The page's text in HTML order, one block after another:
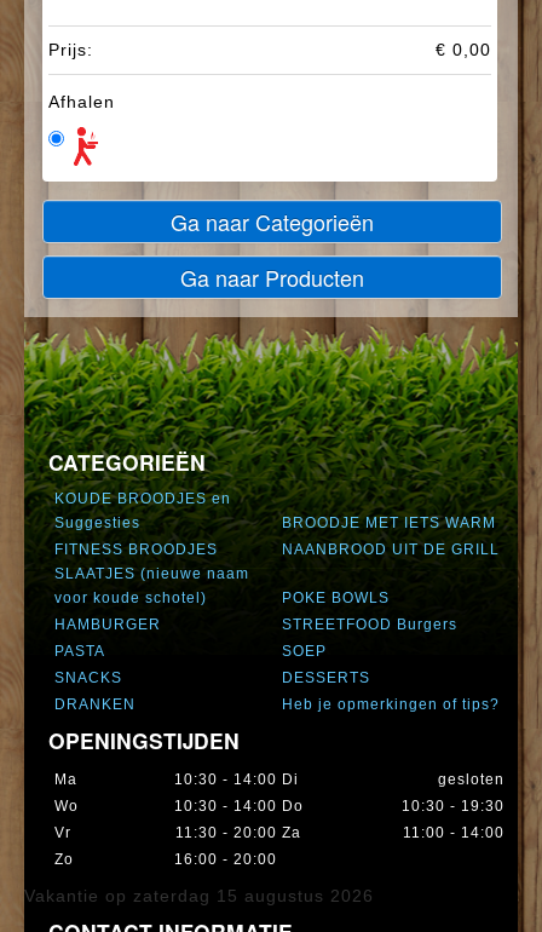
Prijs: € 0,00
Afhalen
Ga naar Categorieën
Ga naar Producten
CATEGORIEËN
KOUDE BROODJES en
Suggesties
BROODJE MET IETS WARM
FITNESS BROODJES
NAANBROOD UIT DE GRILL
SLAATJES (nieuwe naam
voor koude schotel)
POKE BOWLS
HAMBURGER
STREETFOOD Burgers
PASTA
SOEP
SNACKS
DESSERTS
DRANKEN
Heb je opmerkingen of tips?
OPENINGSTIJDEN
Ma 10:30 - 14:00 Di
gesloten
Wo
10:30 - 14:00 Do
10:30 - 19:30
Vr
11:30 - 20:00 Za
11:00 - 14:00
Zo
16:00 - 20:00
Vakantie op zaterdag 15 augustus 2026